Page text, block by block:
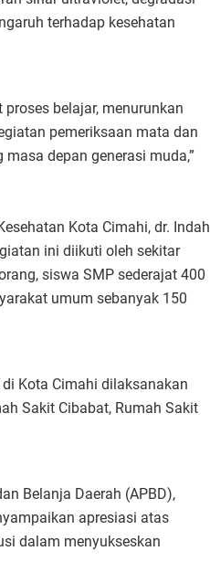
terhadap kesehatan
belajar, menurunkan
pemeriksaan mata dan
depan generasi muda,”
Kota Cimahi, dr. Indah
ini diikuti oleh sekitar
siswa SMP sederajat 400
umum sebanyak 150
Kota Cimahi dilaksanakan
Sakit Cibabat, Rumah Sakit
Belanja Daerah (APBD),
apresiasi atas
dalam menyukseskan